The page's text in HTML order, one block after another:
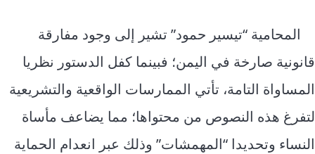
المحامية “تيسير حمود” تشير إلى وجود مفارقة
قانونية صارخة في اليمن؛ فبينما كفل الدستور نظريا
المساواة التامة، تأتي الممارسات الواقعية والتشريعية
لتفرغ هذه النصوص من محتواها؛ مما يضاعف مأساة
النساء وتحديدا “المهمشات” وذلك عبر انعدام الحماية